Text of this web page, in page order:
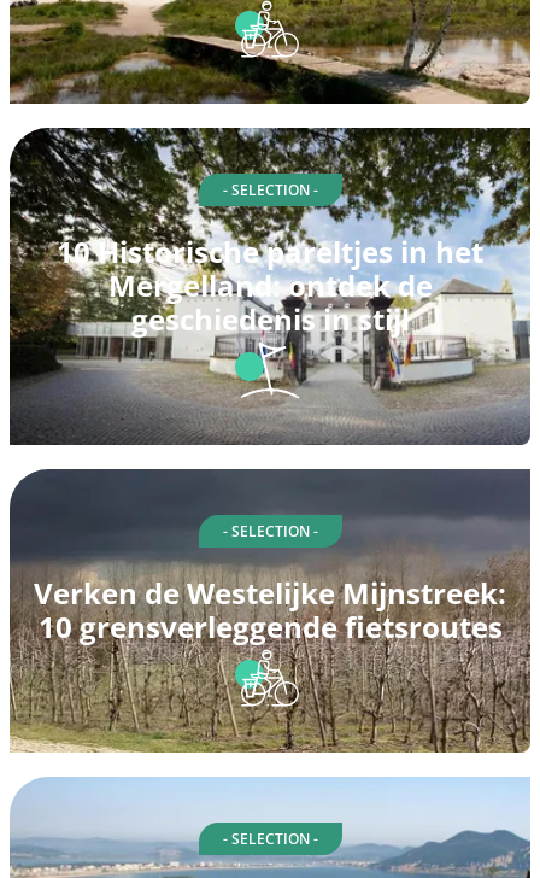
- SELECTION -
10 Historische pareltjes in het
Mergelland: ontdek de
geschiedenis in stijl
- SELECTION -
Verken de Westelijke Mijnstreek:
10 grensverleggende fietsroutes
- SELECTION -